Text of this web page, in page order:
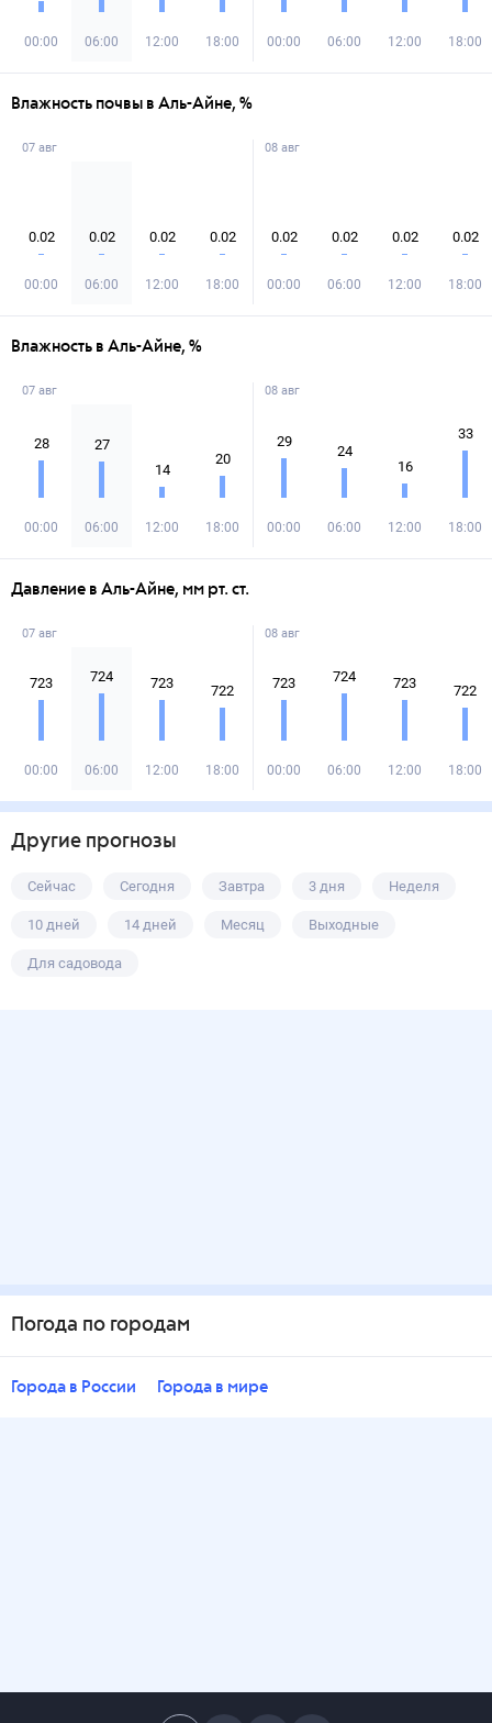
00:00 06:00 12:00 18:00 00:00 06:00 12:00 18:00
Влажность почвы в Аль-Айне, %
07 авг
0.02
00:00
0.02
06:00
0.02
12:00
0.02
18:00
08 авг
0.02
00:00
0.02
06:00
0.02
12:00
0.02
18:00
Влажность в Аль-Айне, %
07 авг
28
00:00
27
06:00
14
12:00
20
18:00
08 авг
29
00:00
24
06:00
16
12:00
33
18:00
Давление в Аль-Айне, мм рт. ст.
07 авг
723
00:00
724
06:00
723
12:00
722
18:00
08 авг
723
00:00
724
06:00
723
12:00
722
18:00
Другие прогнозы
Сейчас Сегодня Завтра 3 дня Неделя
10 дней 14 дней Месяц Выходные
Для садовода
Погода по городам
Города в России Города в мире